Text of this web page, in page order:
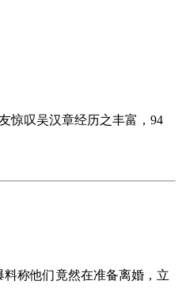
惊叹吴汉章经历之丰富，94
称他们竟然在准备离婚，立